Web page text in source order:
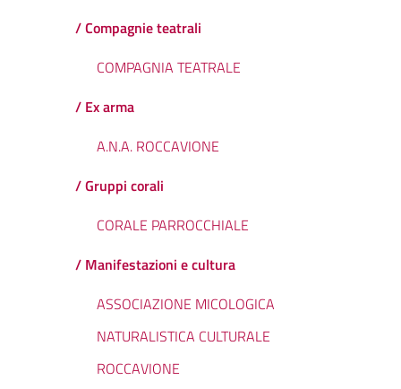
/ Compagnie teatrali
COMPAGNIA TEATRALE
/ Ex arma
A.N.A. ROCCAVIONE
/ Gruppi corali
CORALE PARROCCHIALE
/ Manifestazioni e cultura
ASSOCIAZIONE MICOLOGICA
NATURALISTICA CULTURALE
ROCCAVIONE